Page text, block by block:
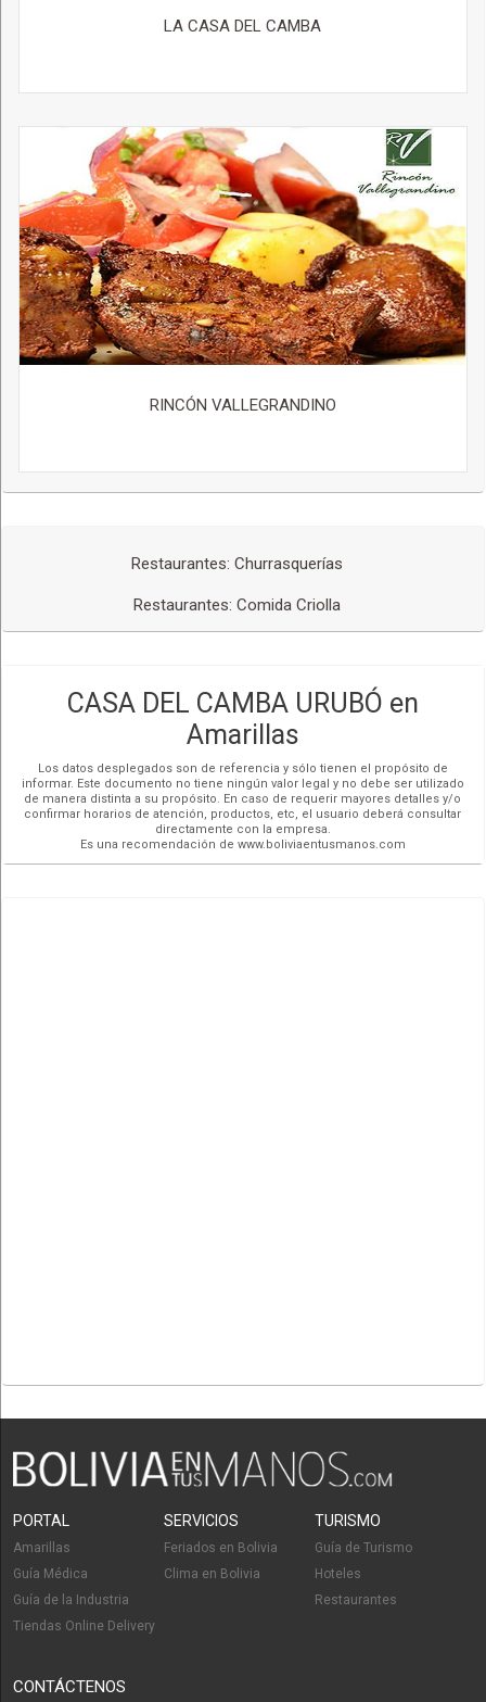
LA CASA DEL CAMBA
RINCÓN VALLEGRANDINO
Restaurantes: Churrasquerías
Restaurantes: Comida Criolla
CASA DEL CAMBA URUBÓ en
Amarillas
Los datos desplegados son de referencia y sólo tienen el propósito de
informar. Este documento no tiene ningún valor legal y no debe ser utilizado
de manera distinta a su propósito. En caso de requerir mayores detalles y/o
confirmar horarios de atención, productos, etc, el usuario deberá consultar
directamente con la empresa.
Es una recomendación de www.boliviaentusmanos.com
PORTAL
Amarillas
Guía Médica
Guía de la Industria
Tiendas Online Delivery
SERVICIOS
Feriados en Bolivia
Clima en Bolivia
TURISMO
Guía de Turismo
Hoteles
Restaurantes
CONTÁCTENOS